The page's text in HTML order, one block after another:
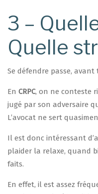
3 –
Quelle
Se défendre passe,
En CRPC, on ne conteste
jugé par son adversaire
L’avocat ne sert
Il est donc intéressant
plaider la relaxe, quand
faits.
En effet, il est assez